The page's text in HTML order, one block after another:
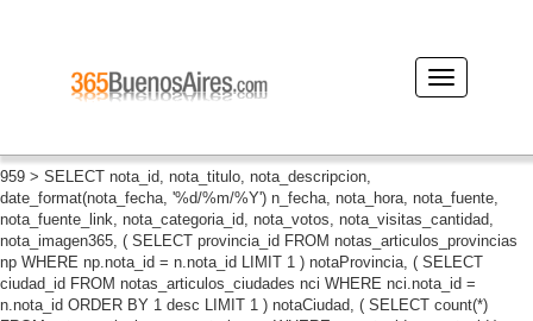
959 > SELECT nota_id, nota_titulo, nota_descripcion,
date_format(nota_fecha, '%d/%m/%Y') n_fecha, nota_hora, nota_fuente,
nota_fuente_link, nota_categoria_id, nota_votos, nota_visitas_cantidad,
nota_imagen365, ( SELECT provincia_id FROM notas_articulos_provincias
np WHERE np.nota_id = n.nota_id LIMIT 1 ) notaProvincia, ( SELECT
ciudad_id FROM notas_articulos_ciudades nci WHERE nci.nota_id =
n.nota_id ORDER BY 1 desc LIMIT 1 ) notaCiudad, ( SELECT count(*)
Desplegar
navegación